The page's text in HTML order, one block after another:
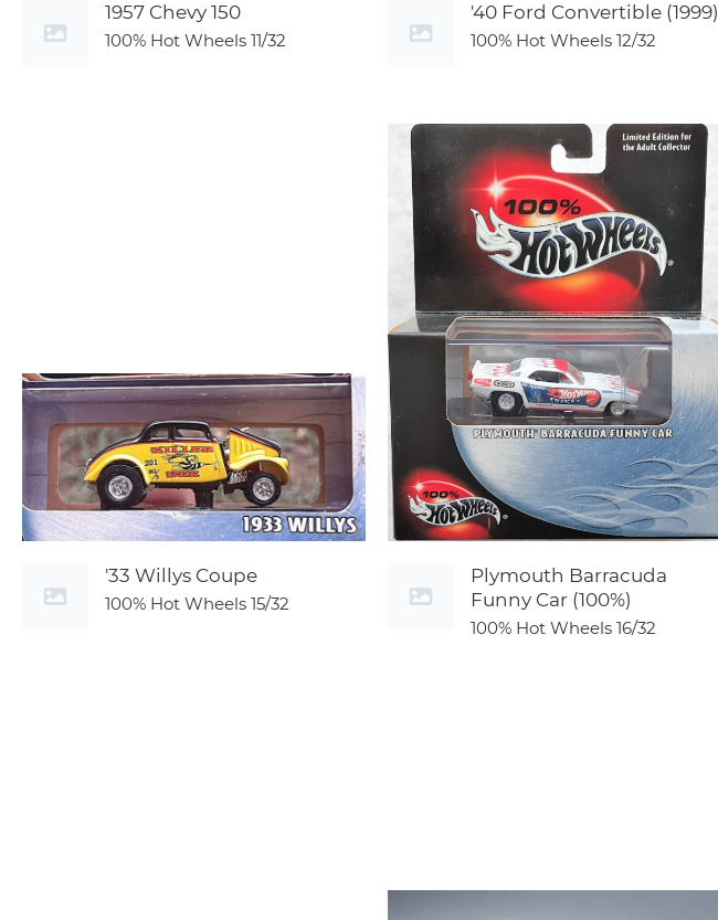
1957 Chevy 150
100% Hot Wheels 11/32
'40 Ford Convertible (1999)
100% Hot Wheels 12/32
'33 Willys Coupe
100% Hot Wheels 15/32
Plymouth Barracuda
Funny Car (100%)
100% Hot Wheels 16/32